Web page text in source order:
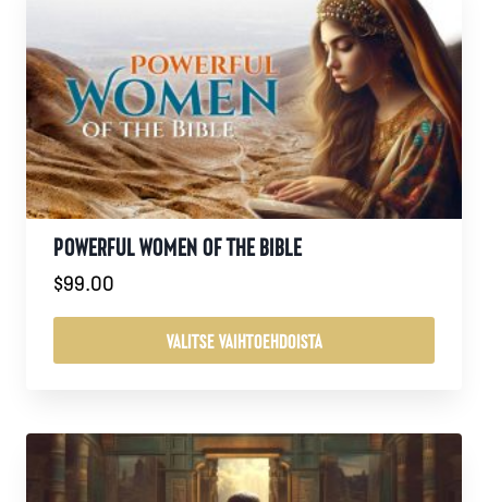
Voit
tehdä
valinnat
tuotteen
sivulla.
POWERFUL WOMEN OF THE BIBLE
$99.00
VALITSE VAIHTOEHDOISTA
on
useampi
muunnelma.